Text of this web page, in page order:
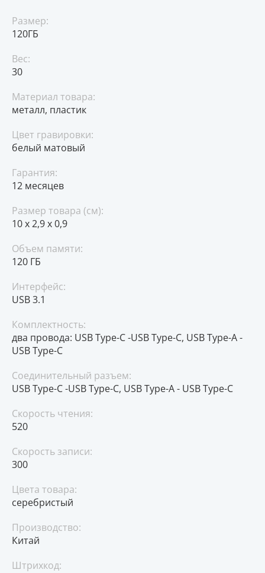
Размер:
120ГБ
Вес:
30
Материал товара:
металл, пластик
Цвет гравировки:
белый матовый
Гарантия:
12 месяцев
Размер товара (см):
10 x 2,9 x 0,9
Объем памяти:
120 ГБ
Интерфейс:
USB 3.1
Комплектность:
два провода: USB Type-C -USB Type-C, USB Type-A -
USB Type-C
Соединительный разъем:
USB Type-C -USB Type-C, USB Type-A - USB Type-C
Скорость чтения:
520
Скорость записи:
300
Цвета товара:
серебристый
Производство:
Китай
Штрихкод: